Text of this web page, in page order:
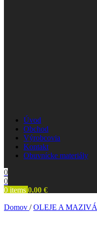
Úvod
Obchod
Výrobcovia
Kontakt
Obuvnícke materiály
0
0
0 items 0,00 €
Domov / OLEJE A MAZIVÁ